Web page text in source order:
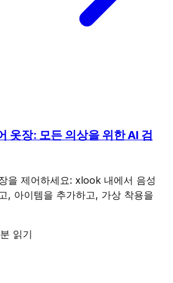
옷장: 모든 의상을 위한 AI 검
을 제어하세요: xlook 내에서 음성
, 아이템을 추가하고, 가상 착용을
읽기